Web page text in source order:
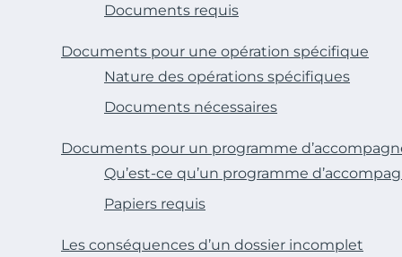
Documents requis
Documents pour une opération spécifique
Nature des opérations spécifiques
Documents nécessaires
Documents pour un programme
Qu’est-ce qu’un programme
Papiers requis
Les conséquences d’un dossier incomplet